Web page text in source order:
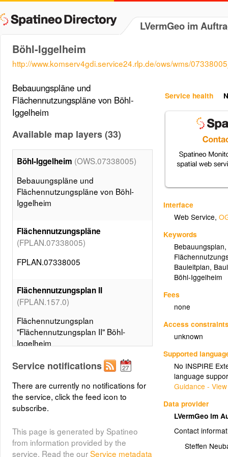
LVermGeo im
Böhl-Iggelheim
http://www.komserv4gdi.service24.rlp.de/ows/wms/
Service health
Interface
Web Service,
Keywords
Bebauungsplan
Bauleitplan,
Böhl-Iggelheim
Fees
none
Access
unknown
Supported
No INSPIRE
language
Guidance -
Data provider
LVermGeo im
Contact
Steffen
Bebauungspläne und
Flächennutzungspläne von Böhl-
Iggelheim
Available map layers (33)
Böhl-Iggelheim (OWS.07338005)
Bebauungspläne und
Flächennutzungspläne von Böhl-
Iggelheim
Flächennutzungspläne
(FPLAN.07338005)
FPLAN.07338005
Flächennutzungsplan II
(FPLAN.157.0)
Flächennutzungsplan
"Flächennutzungsplan II" Böhl-
Iggelheim
Flächennutzungsplan II Änderung
1(FPLAN.157.1)
Flächennutzungsplan
"Flächennutzungsplan II" Böhl-
Umringe der
Service notifications
There are currently no notifications for
the service, click the feed icon to
subscribe.
This page is generated by Spatineo
from information provided by the
service. Read the ourService metadata